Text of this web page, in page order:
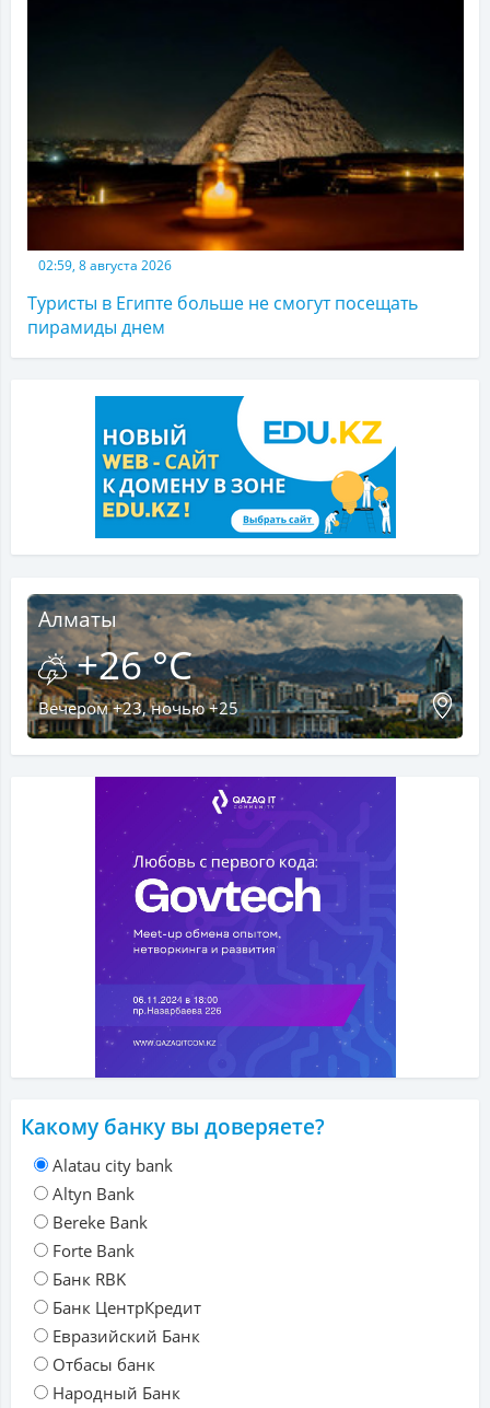
02:59, 8 августа 2026
Туристы в Египте больше не смогут посещать
пирамиды днем
Алматы
+26 °C
Вечером +23, ночью +25
Какому банку вы доверяете?
Alatau city bank
Altyn Bank
Bereke Bank
Forte Bank
Банк RBK
Банк ЦентрКредит
Евразийский Банк
Отбасы банк
Народный Банк